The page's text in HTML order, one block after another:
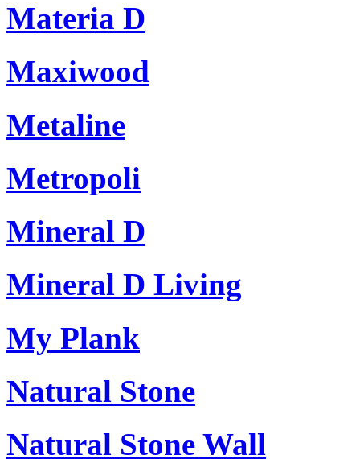
Materia D
Maxiwood
Metaline
Metropoli
Mineral D
Mineral D Living
My Plank
Natural Stone
Natural Stone Wall